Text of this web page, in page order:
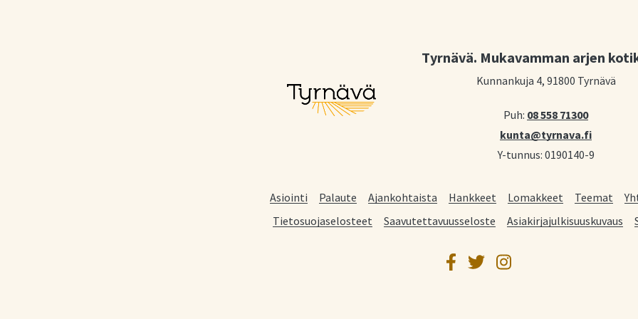
Tyrnävä. Mukavamman arjen
Kunnankuja 4, 91800 Tyrnävä
Puh: 08 558 71300
kunta@tyrnava.fi
Y-tunnus: 0190140-9
Asiointi Palaute Ajankohtaista Hankkeet Lomakkeet Teemat
Tietosuojaselosteet
Saavutettavuusseloste Asiakirjajulkisuuskuvaus
Facebook
TwitterInstagram